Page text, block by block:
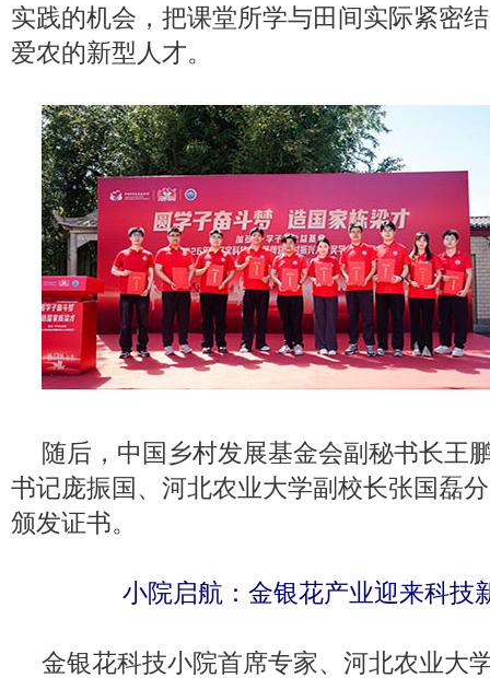
实践的机会，把课堂所学与田间实际紧密
爱农的新型人才。
随后，中国乡村发展基金会副秘书长王
书记庞振国、河北农业大学副校长张国磊
颁发证书。
小院启航：金银花产业迎来科技
金银花科技小院首席专家、河北农业大